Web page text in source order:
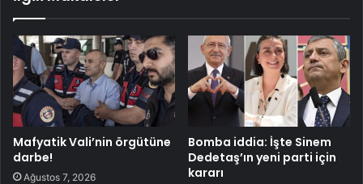
Mafyatik Vali’nin örgütüne
darbe!
Ağustos 7, 2026
Bomba iddia: İşte Sinem
Dedetaş’ın yeni parti için
kararı